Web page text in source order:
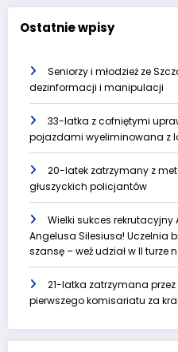
Ostatnie wpisy
Seniorzy i młodzież ze
dezinformacji i manipulacji
33-latka z cofniętymi
pojazdami wyeliminowana z
20-latek zatrzymany z
głuszyckich policjantów
Wielki sukces
Angelusa Silesiusa! Uczelnia
szansę – weź udział w II turze
21-latka zatrzymana
pierwszego komisariatu za